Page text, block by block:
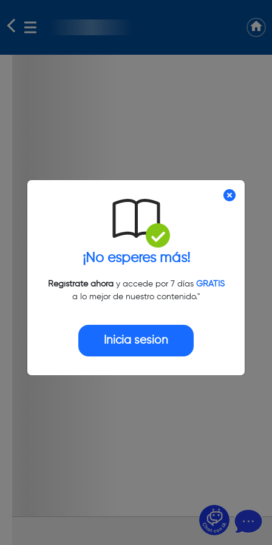
¡No esperes más!
Regístrate ahoray accede por 7 días GRATIS
a lo mejor de nuestro contenido."
Inicia sesión